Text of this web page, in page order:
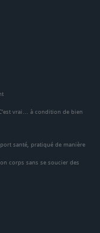
vrai… à condition de bien
santé, pratiqué de manière
corps sans se soucier des